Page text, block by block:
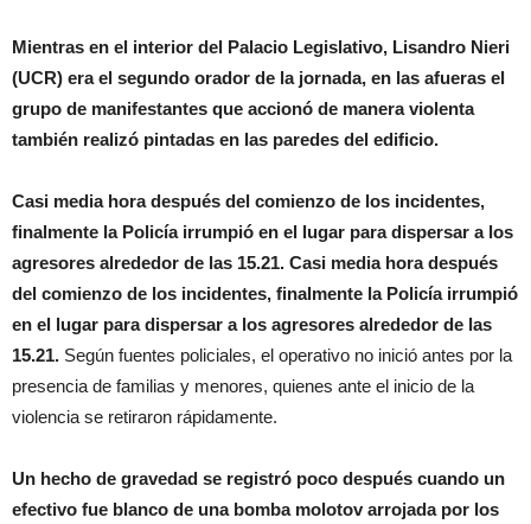
Mientras en el interior del Palacio Legislativo, Lisandro Nieri
(UCR) era el segundo orador de la jornada, en las afueras el
grupo de manifestantes que accionó de manera violenta
también realizó pintadas en las paredes del edificio.
Casi media hora después del comienzo de los incidentes,
finalmente la Policía irrumpió en el lugar para dispersar a los
agresores alrededor de las 15.21. Casi media hora después
del comienzo de los incidentes, finalmente la Policía irrumpió
en el lugar para dispersar a los agresores alrededor de las
15.21. Según fuentes policiales, el operativo no inició antes por la
presencia de familias y menores, quienes ante el inicio de la
violencia se retiraron rápidamente.
Un hecho de gravedad se registró poco después cuando un
efectivo fue blanco de una bomba molotov arrojada por los